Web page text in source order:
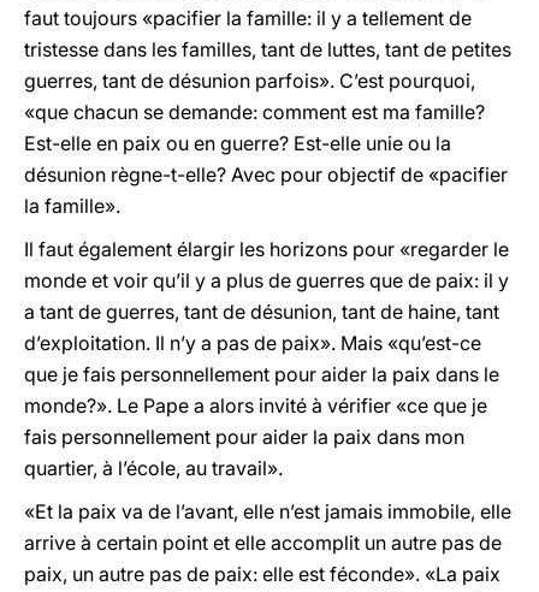
faut toujours «pacifier la famille: il y a tellement de
tristesse dans les familles, tant de luttes, tant de petites
guerres, tant de désunion parfois». C’est pourquoi,
«que chacun se demande: comment est ma famille?
Est-elle en paix ou en guerre? Est-elle unie ou la
désunion règne-t-elle? Avec pour objectif de «pacifier
la famille».
Il faut également élargir les horizons pour «regarder le
monde et voir qu’il y a plus de guerres que de paix: il y
a tant de guerres, tant de désunion, tant de haine, tant
d’exploitation. Il n’y a pas de paix». Mais «qu’est-ce
que je fais personnellement pour aider la paix dans le
monde?». Le Pape a alors invité à vérifier «ce que je
fais personnellement pour aider la paix dans mon
quartier, à l’école, au travail».
«Et la paix va de l’avant, elle n’est jamais immobile, elle
arrive à certain point et elle accomplit un autre pas de
paix, un autre pas de paix: elle est féconde». «La paix